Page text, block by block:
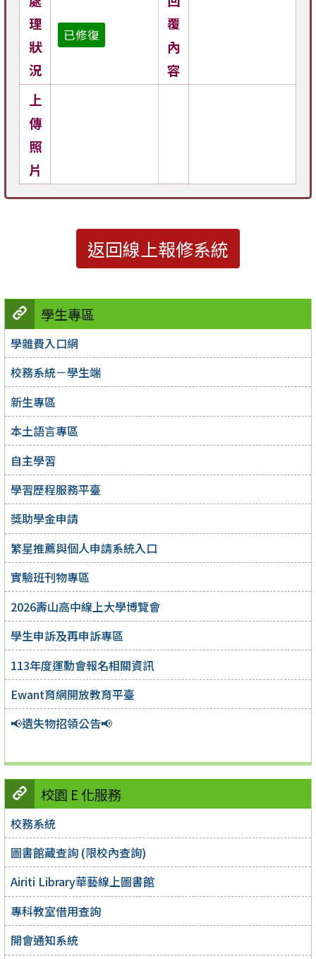
學生專區
學雜費入口網
校務系統－學生端
新生專區
本土語言專區
自主學習
學習歷程服務平臺
獎助學金申請
繁星推薦與個人申請系統入口
實驗班刊物專區
2026壽山高中線上大學博覽會
學生申訴及再申訴專區
113年度運動會報名相關資訊
Ewant育網開放教育平臺
📢遺失物招領公告📢
校園 E 化服務
校務系統
圖書館藏查詢 (限校內查詢)
Airiti Library華藝線上圖書館
專科教室借用查詢
開會通知系統
理
狀
況
已修復
覆
內
容
上
傳
照
片
返回線上報修系統